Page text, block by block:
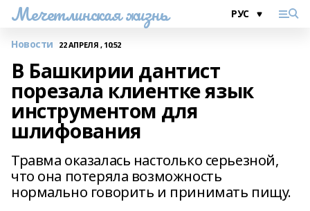
Мечетлинская жизнь
Новости 22 АПРЕЛЯ , 10:52
В Башкирии дантист
порезала клиентке язык
инструментом для
шлифования
Травма оказалась настолько серьезной,
что она потеряла возможность
нормально говорить и принимать пищу.